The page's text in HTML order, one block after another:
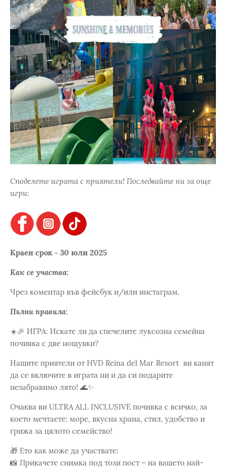
Споделете играта с приятели! Последвайте ни за още
игри:
Краен срок - 30 юли 2025
Как се участва:
Чрез коментар във фейсбук и/или инстаграм.
Пълни правила:
☀️🎉 ИГРА: Искате ли да спечелите луксозна семейна
почивка с две нощувки?
Нашите приятели от HVD Reina del Mar Resort ви канят
да се включите в играта ни и да си подарите
незабравимо лято! 🌊✨
Очаква ви ULTRA ALL INCLUSIVE почивка с всичко, за
което мечтаете: море, вкусна храна, стил, удобство и
грижа за цялото семейство!
🎁 Ето как може да участвате:
📸 Прикачете снимка под този пост – на вашето най-